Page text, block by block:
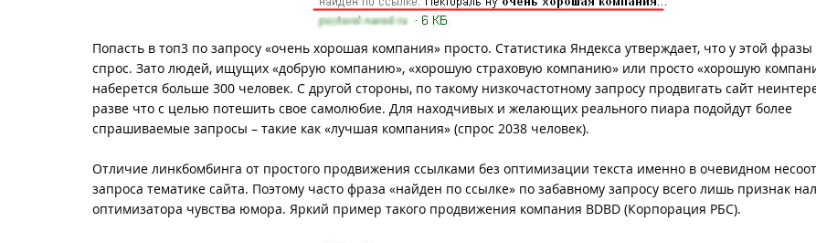
Попасть в топ3 по запросу «очень хорошая компания» просто. Статистика Яндекса утверждает, что у этой фразы
спрос. Зато людей, ищущих «добрую компанию», «хорошую страховую компанию» или просто «хорошую
наберется больше 300 человек. С другой стороны, по такому низкочастотному запросу продвигать сайт
разве что с целью потешить свое самолюбие. Для находчивых и желающих реального пиара подойдут более
спрашиваемые запросы – такие как «лучшая компания» (спрос 2038 человек).
Отличие линкбомбинга от простого продвижения ссылками без оптимизации текста именно в очевидном
запроса тематике сайта. Поэтому часто фраза «найден по ссылке» по забавному запросу всего лишь признак
оптимизатора чувства юмора. Яркий пример такого продвижения компания BDBD (Корпорация РБС).